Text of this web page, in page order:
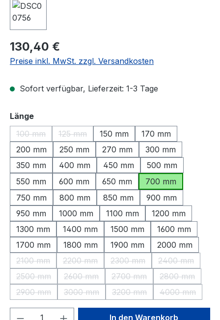
Regulärer Preis:
130,40 €
Preise inkl. MwSt. zzgl. Versandkosten
Sofort verfügbar, Lieferzeit: 1-3 Tage
Längeauswählen
100 mm
(Diese Option ist zurzeit nicht verfügbar.)
125 mm
(Diese Option ist zurzeit nicht verfügbar.)
150 mm
170 mm
200 mm
250 mm 270 mm
300 mm
350 mm
400 mm 450 mm
500 mm
550 mm
600 mm 650 mm
700 mm
750 mm
800 mm 850 mm
900 mm
950 mm
1000 mm 1100 mm
1200 mm
1300 mm
1400 mm 1500 mm
1600 mm
1700 mm
1800 mm 1900 mm
2000 mm
2100 mm
(Diese Option ist zurzeit nicht verfügbar.)
2200 mm
(Diese Option ist zurzeit nicht verfügbar.)
2300 mm
(Diese Option ist zurzeit
2400 mm
(Diese
2500 mm
(Diese Option ist zurzeit nicht verfügbar.)
2600 mm
(Diese Option ist zurzeit nicht verfügbar.)
2700 mm
(Diese Option ist zurzeit
2800 mm
(Diese
2900 mm
(Diese Option ist zurzeit nicht verfügbar.)
3000 mm
(Diese Option ist zurzeit nicht verfügbar.)
3200 mm
(Diese Option ist zurzeit
4000 mm
(Diese
Produkt Anzahl: Gib denIn den Warenkorb